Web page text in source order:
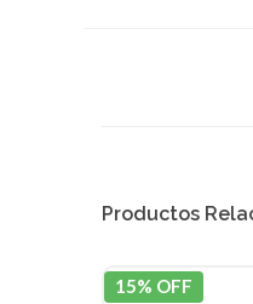
Productos
15% OFF